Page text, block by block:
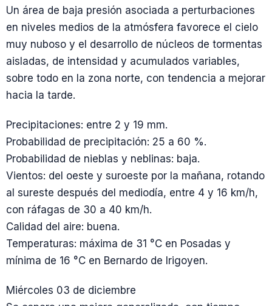
Un área de baja presión asociada a perturbaciones
en niveles medios de la atmósfera favorece el cielo
muy nuboso y el desarrollo de núcleos de tormentas
aisladas, de intensidad y acumulados variables,
sobre todo en la zona norte, con tendencia a mejorar
hacia la tarde.
Precipitaciones: entre 2 y 19 mm.
Probabilidad de precipitación: 25 a 60 %.
Probabilidad de nieblas y neblinas: baja.
Vientos: del oeste y suroeste por la mañana, rotando
al sureste después del mediodía, entre 4 y 16 km/h,
con ráfagas de 30 a 40 km/h.
Calidad del aire: buena.
Temperaturas: máxima de 31 °C en Posadas y
mínima de 16 °C en Bernardo de Irigoyen.
Miércoles 03 de diciembre